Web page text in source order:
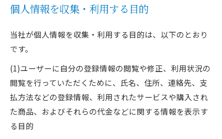
個人情報を収集・利用する目的
当社が個人情報を収集・利用する目的は、以下のとおり
です。
(1)ユーザーに自分の登録情報の閲覧や修正、利用状況の
閲覧を行っていただくために、氏名、住所、連絡先、支
払方法などの登録情報、利用されたサービスや購入され
た商品、およびそれらの代金などに関する情報を表示す
る目的